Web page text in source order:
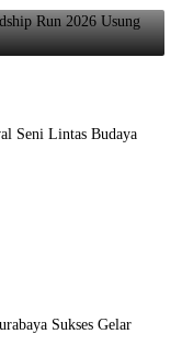
Seni Lintas Budaya
Sukses Gelar